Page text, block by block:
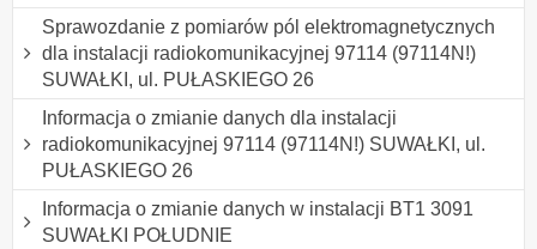
Sprawozdanie z pomiarów pól elektromagnetycznych
dla instalacji radiokomunikacyjnej 97114 (97114N!)
SUWAŁKI, ul. PUŁASKIEGO 26
Informacja o zmianie danych dla instalacji
radiokomunikacyjnej 97114 (97114N!) SUWAŁKI, ul.
PUŁASKIEGO 26
Informacja o zmianie danych w instalacji BT1 3091
SUWAŁKI POŁUDNIE